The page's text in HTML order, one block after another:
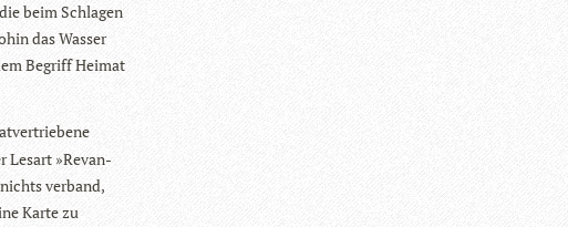
beim Schla­gen
das Was­ser
Begriff Hei­mat
Les­art »Revan­
ver­band,
Karte zu